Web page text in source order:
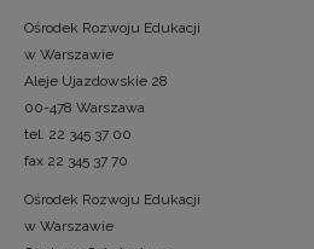
Ośrodek Rozwoju Edukacji
w Warszawie
Aleje Ujazdowskie 28
00-478 Warszawa
tel. 22 345 37 00
fax 22 345 37 70
Ośrodek Rozwoju Edukacji
w Warszawie